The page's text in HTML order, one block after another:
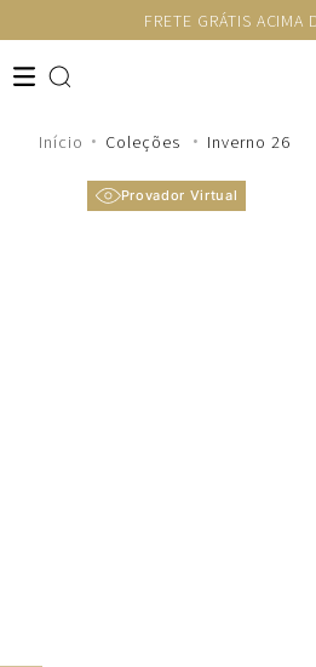
FRETE GRÁTIS ACIMA
Coleções Inverno 26
Provador Virtual